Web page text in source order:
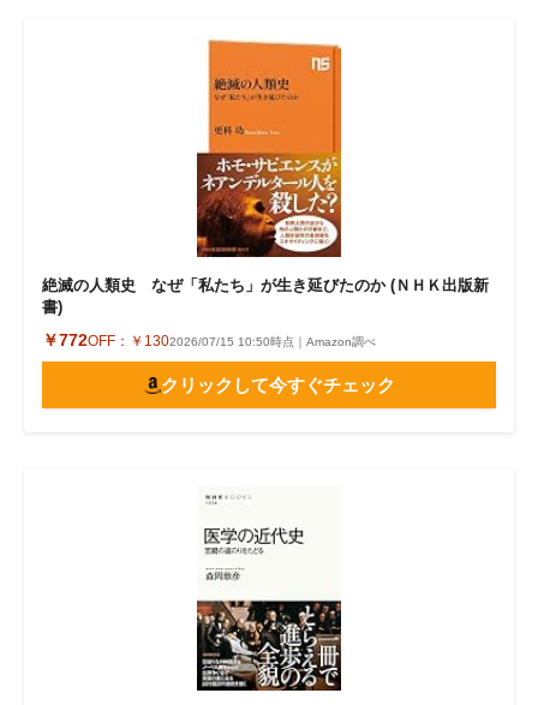
絶滅の人類史 なぜ「私たち」が生き延びたのか (ＮＨＫ出版新
書)
￥772OFF： ￥1302026/07/15 10:50時点｜Amazon調べ
クリックして今すぐチェック